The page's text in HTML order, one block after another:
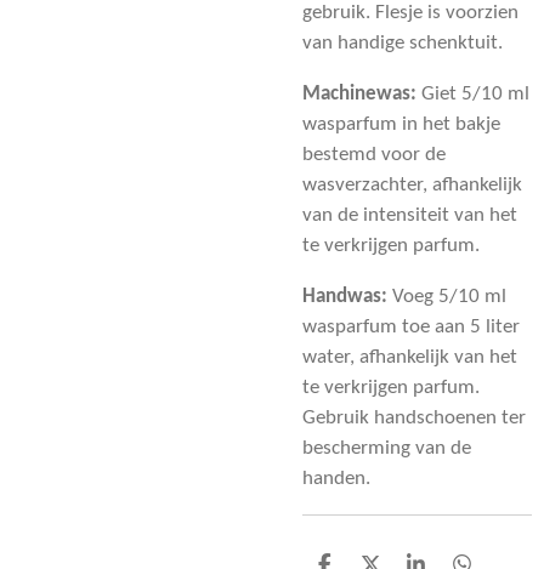
gebruik. Flesje is voorzien
van handige schenktuit.
Machinewas: Giet 5/10 ml
wasparfum in het bakje
bestemd voor de
wasverzachter, afhankelijk
van de intensiteit van het
te verkrijgen parfum.
Handwas: Voeg 5/10 ml
wasparfum toe aan 5 liter
water, afhankelijk van het
te verkrijgen parfum.
Gebruik handschoenen ter
bescherming van de
handen.